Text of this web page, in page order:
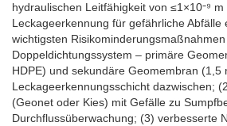
hydraulischen Leitfähigkeit von ≤1×10⁻⁹
Leckageerkennung für gefährliche Abfälle
wichtigsten
Doppeldichtungssystem – primäre
HDPE) und sekundäre Geomembran (1,5
Leckageerkennungsschicht dazwischen;
(Geonet oder Kies) mit Gefälle zu
Durchflussüberwachung; (3) verbesserte